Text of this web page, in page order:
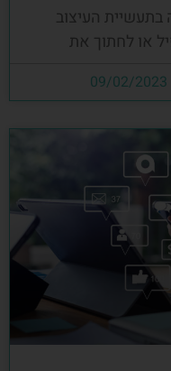
העיצוב
או לחתוך את